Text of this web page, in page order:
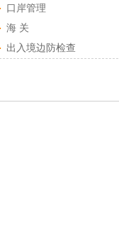
口岸管理
海 关
出入境边防检查